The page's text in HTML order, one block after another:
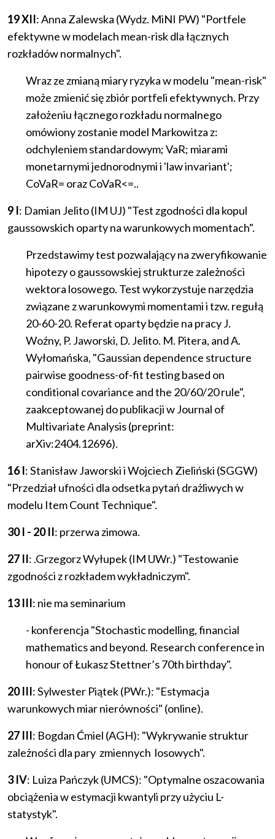
19 XII: Anna Zalewska (Wydz. MiNI PW) "Portfele
efektywne w modelach mean-risk dla łącznych
rozkładów normalnych".
Wraz ze zmianą miary ryzyka w modelu "mean-risk"
może zmienić się zbiór portfeli efektywnych. Przy
założeniu łącznego rozkładu normalnego
omówiony zostanie model Markowitza z:
odchyleniem standardowym; VaR; miarami
monetarnymi jednorodnymi i 'law invariant';
CoVaR= oraz CoVaR<=..
9 I: Damian Jelito (IM UJ) "Test zgodności dla kopul
gaussowskich oparty na warunkowych momentach".
Przedstawimy test pozwalający na zweryfikowanie
hipotezy o gaussowskiej strukturze zależności
wektora losowego. Test wykorzystuje narzędzia
związane z warunkowymi momentami i tzw. regułą
20-60-20. Referat oparty będzie na pracy J.
Woźny, P. Jaworski, D. Jelito. M. Pitera, and A.
Wyłomańska, "Gaussian dependence structure
pairwise goodness-of-fit testing based on
conditional covariance and the 20/60/20 rule",
zaakceptowanej do publikacji w Journal of
Multivariate Analysis (preprint:
arXiv:2404.12696).
16 I: Stanisław Jaworski i Wojciech Zieliński (SGGW)
"Przedział ufności dla odsetka pytań drażliwych w
modelu Item Count Technique".
30 I - 20 II: przerwa zimowa.
27 II: .Grzegorz Wyłupek (IM UWr.) "Testowanie
zgodności z rozkładem wykładniczym".
13 III: nie ma seminarium
- konferencja "Stochastic modelling, financial
mathematics and beyond. Research conference in
honour of Łukasz Stettner’s 70th birthday".
20 III: Sylwester Piątek (PWr.): "Estymacja
warunkowych miar nierówności" (online).
27 III: Bogdan Ćmiel (AGH): "Wykrywanie struktur
zależności dla pary zmiennych losowych".
3 IV: Luiza Pańczyk (UMCS): "Optymalne oszacowania
obciążenia w estymacji kwantyli przy użyciu L-
statystyk".